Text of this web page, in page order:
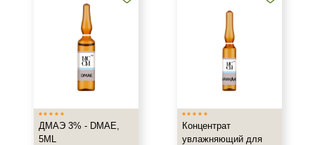
Показать еще
Ингредиенты
ДМАЭ 3% - DMAE,
5ML
Концентрат
увлажняющий для